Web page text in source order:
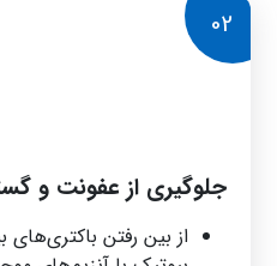
02
جلوگیری از عفونت و
از بین رفتن باکتری‌های